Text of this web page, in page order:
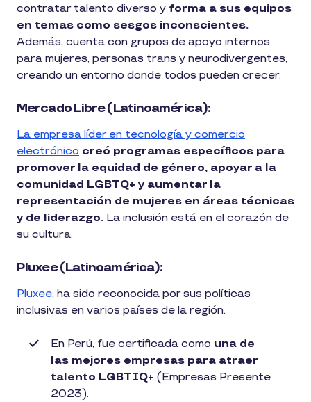
contratar talento diverso y forma a sus equipos
en temas como sesgos inconscientes.
Además, cuenta con grupos de apoyo internos
para mujeres, personas trans y neurodivergentes,
creando un entorno donde todos pueden crecer.
Mercado Libre (Latinoamérica):
La empresa líder en tecnología y comercio
electrónico creó programas específicos para
promover la equidad de género, apoyar a la
comunidad LGBTQ+ y aumentar la
representación de mujeres en áreas técnicas
y de liderazgo. La inclusión está en el corazón de
su cultura.
Pluxee (Latinoamérica):
Pluxee, ha sido reconocida por sus políticas
inclusivas en varios países de la región.
En Perú, fue certificada como una de
las mejores empresas para atraer
talento LGBTIQ+ (Empresas Presente
2023).